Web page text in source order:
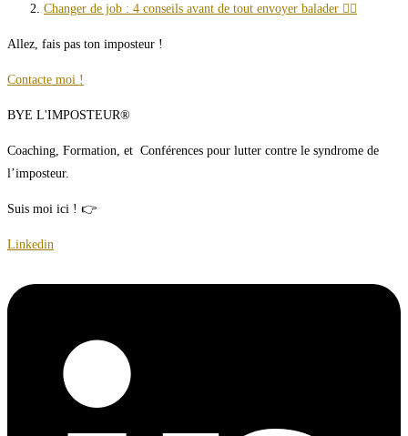
Changer de job : 4 conseils avant de tout envoyer balader 🤷‍♀️
Allez, fais pas ton imposteur !
Contacte moi !
BYE L'IMPOSTEUR®
Coaching, Formation, et Conférences pour lutter contre le syndrome de
l’imposteur.
Suis moi ici ! 👉
Linkedin